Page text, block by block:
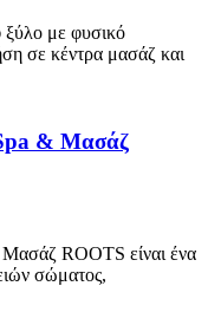
Spa & Μασάζ
Μασάζ ROOTS είναι ένα
σώματος,